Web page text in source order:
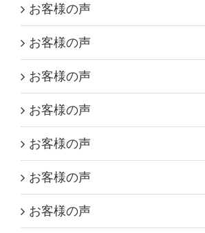
お客様の声
お客様の声
お客様の声
お客様の声
お客様の声
お客様の声
お客様の声